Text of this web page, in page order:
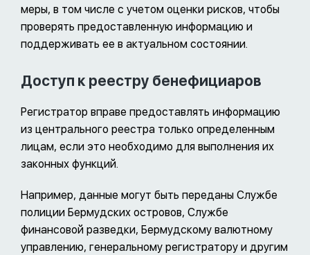
меры, в том числе с учетом оценки рисков, чтобы
проверять предоставленную информацию и
поддерживать ее в актуальном состоянии.
Доступ к реестру бенефициаров
Регистратор вправе предоставлять информацию
из центрального реестра только определенным
лицам, если это необходимо для выполнения их
законных функций.
Например, данные могут быть переданы Службе
полиции Бермудских островов, Службе
финансовой разведки, Бермудскому валютному
управлению, генеральному регистратору и другим